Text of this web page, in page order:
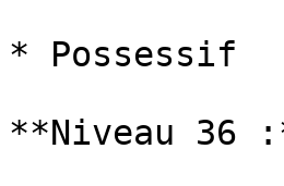
* Possessif
**Niveau 36